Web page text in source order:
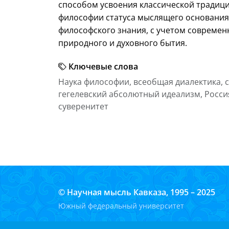
способом усвоения классической
философии статуса мыслящего
философского знания, с учетом
природного и духовного бытия.
Ключевые слова
Наука философии, всеобщая диалектика,
гегелевский абсолютный идеализм,
суверенитет
© Научная мысль Кавказа, 1995 – 2025
Южный федеральный университет